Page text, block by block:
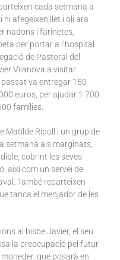
cada setmana a
hi afegeixen llet i oli ara
nadons i farinetes,
per portar a l’hospital
de Pastoral del
Vilanova a visitar
va entregar 150
euros, per ajudar 1.700
famílies.
Matilde Ripoll i un grup de
setmana als marginats,
cobrint les seves
així com un servei de
També reparteixen
tanca el menjador de les
al bisbe Javier, el seu
la preocupació pel futur
que posarà en